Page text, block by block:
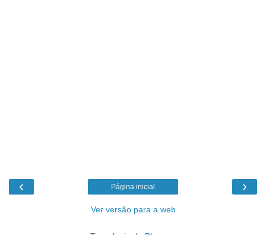
‹ ›
Página inicial
Ver versão para a web